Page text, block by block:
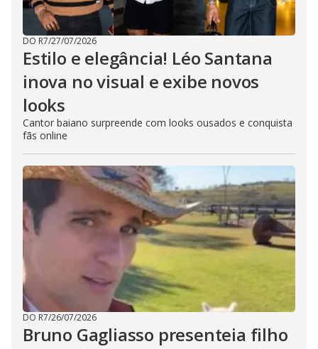
DO R7/27/07/2026
Estilo e elegância! Léo Santana
inova no visual e exibe novos
looks
Cantor baiano surpreende com looks ousados e conquista
fãs online
DO R7/26/07/2026
Bruno Gagliasso presenteia filho